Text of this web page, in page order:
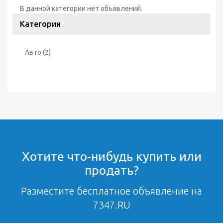
В данной категории нет объявлений.
Категории
Авто (2)
Хотите что-нибудь купить или
продать?
Разместите бесплатное объявление на
7347.RU